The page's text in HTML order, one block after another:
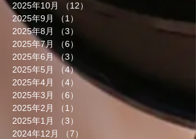
2025年10月
（12）
12件の記事
2025年9月
（1）
2025年8月
（3）
2025年7月
（6）
2025年6月 （3）
2025年5月
（4）4件の記事
2025年4月
（4）
4件の記事
2025年3月
（6）
6件の記事
2025年2月
（1）
2025年1月
（3）
2024年12月
（7）